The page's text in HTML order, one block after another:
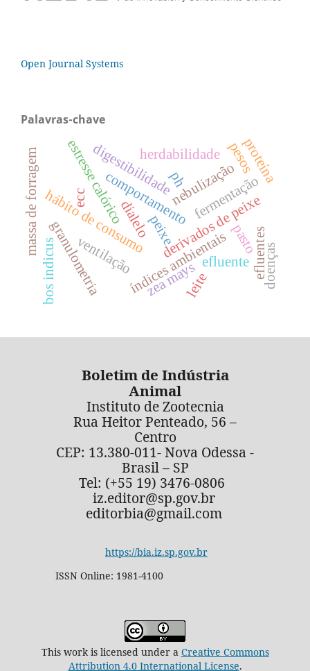
Open Journal Systems
Palavras-chave
peixe
derivados de peixe
hábito de consumocomportamento
estresse calórico
índices ambientais
nebulização
ventilação
digestibilidade
efluente
fermentação
ph proteína
massa de forragem
zea mays
granulometria efluentes
herdabilidade pesos
pasto
doenças
leite
bos indicus
ecc dialelo
Boletim de Indústria
Animal
Instituto de Zootecnia
Rua Heitor Penteado, 56 –
Centro
CEP: 13.380-011- Nova Odessa -
Brasil – SP
Tel: (+55 19) 3476-0806
iz.editor@sp.gov.br
editorbia@gmail.com
https://bia.iz.sp.gov.br
ISSN Online: 1981-4100
This work is licensed under a Creative Commons
Attribution 4.0 International License.